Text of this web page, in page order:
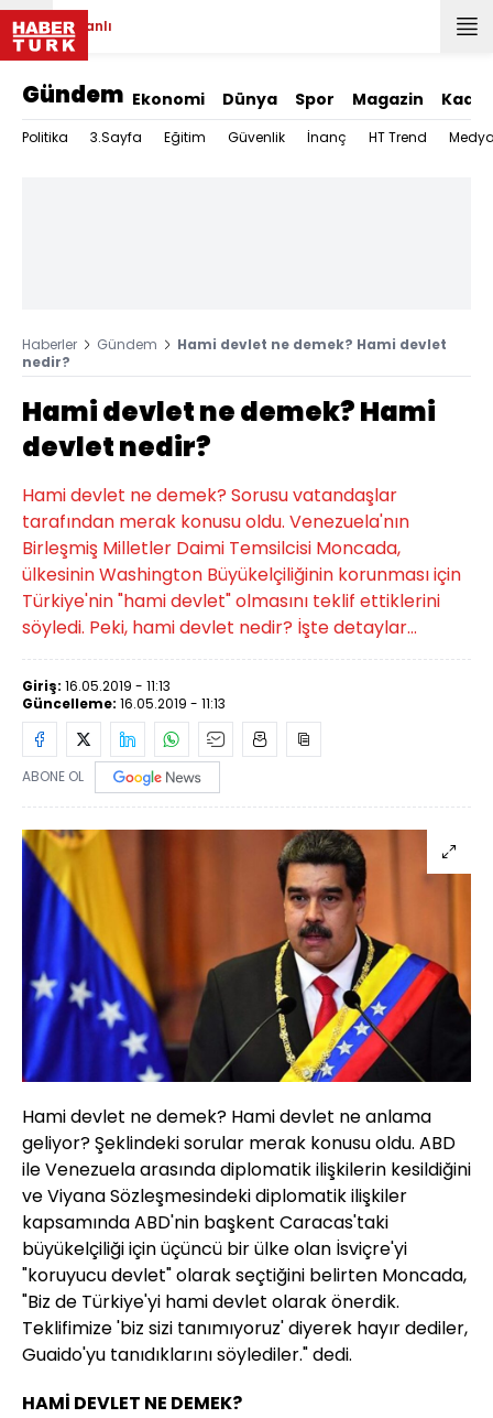
Canlı
Gündem Ekonomi Dünya Spor Magazin Kadın
Politika 3.Sayfa Eğitim Güvenlik İnanç HT Trend
Haberler Gündem
Hami devlet ne demek? Hami devlet
nedir?
Hami devlet ne demek? Hami
devlet nedir?
Hami devlet ne demek? Sorusu vatandaşlar
tarafından merak konusu oldu. Venezuela'nın
Birleşmiş Milletler Daimi Temsilcisi Moncada,
ülkesinin Washington Büyükelçiliğinin korunması için
Türkiye'nin "hami devlet" olmasını teklif ettiklerini
söyledi. Peki, hami devlet nedir? İşte detaylar...
Giriş: 16.05.2019 - 11:13
Güncelleme: 16.05.2019 - 11:13
ABONE OL
Hami devlet ne demek? Hami devlet ne anlama
geliyor? Şeklindeki sorular merak konusu oldu. ABD
ile Venezuela arasında diplomatik ilişkilerin kesildiğini
ve Viyana Sözleşmesindeki diplomatik ilişkiler
kapsamında ABD'nin başkent Caracas'taki
büyükelçiliği için üçüncü bir ülke olan İsviçre'yi
"koruyucu devlet" olarak seçtiğini belirten Moncada,
"Biz de Türkiye'yi hami devlet olarak önerdik.
Teklifimize 'biz sizi tanımıyoruz' diyerek hayır dediler,
Guaido'yu tanıdıklarını söylediler." dedi.
HAMİ DEVLET NE DEMEK?